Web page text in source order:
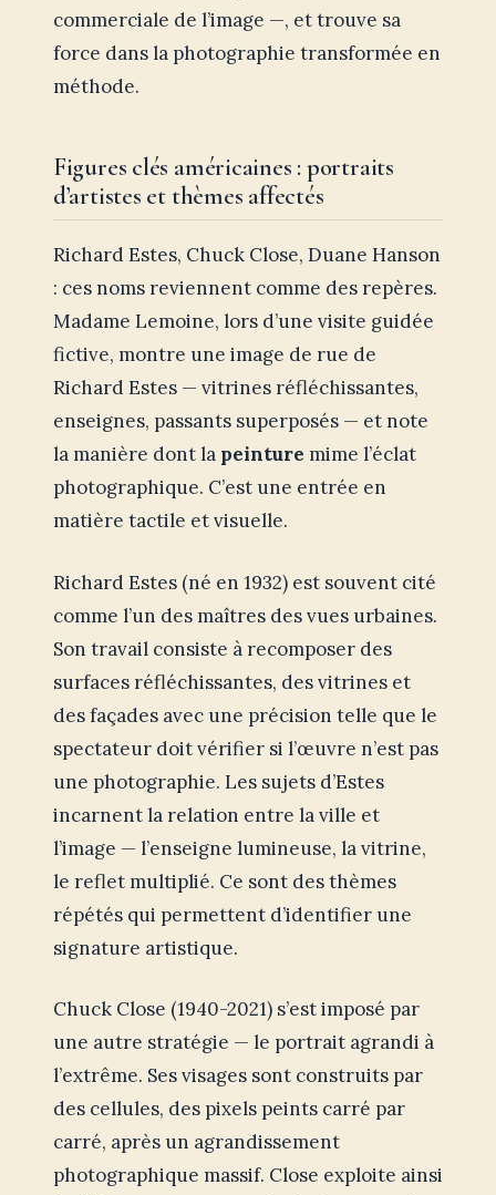
commerciale de l’image —, et trouve sa
force dans la photographie transformée en
méthode.
Figures clés américaines : portraits
d’artistes et thèmes affectés
Richard Estes, Chuck Close, Duane Hanson
: ces noms reviennent comme des repères.
Madame Lemoine, lors d’une visite guidée
fictive, montre une image de rue de
Richard Estes — vitrines réfléchissantes,
enseignes, passants superposés — et note
la manière dont la peinture mime l’éclat
photographique. C’est une entrée en
matière tactile et visuelle.
Richard Estes (né en 1932) est souvent cité
comme l’un des maîtres des vues urbaines.
Son travail consiste à recomposer des
surfaces réfléchissantes, des vitrines et
des façades avec une précision telle que le
spectateur doit vérifier si l’œuvre n’est pas
une photographie. Les sujets d’Estes
incarnent la relation entre la ville et
l’image — l’enseigne lumineuse, la vitrine,
le reflet multiplié. Ce sont des thèmes
répétés qui permettent d’identifier une
signature artistique.
Chuck Close (1940-2021) s’est imposé par
une autre stratégie — le portrait agrandi à
l’extrême. Ses visages sont construits par
des cellules, des pixels peints carré par
carré, après un agrandissement
photographique massif. Close exploite ainsi